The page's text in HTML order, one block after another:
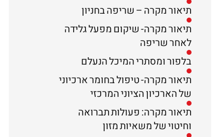
תיאור מקרה – שריפה בחניון
תיאור מקרה- שיקום מפעל גלידה
לאחר שריפה
בלפור ומסתרי המיכל הנעלם
תיאור מקרה- טיפול בחומר ארכיוני
של הארכיון הציוני המרכזי
תיאור מקרה: פעולות תברואה
וחיטוי של משאיות מזון